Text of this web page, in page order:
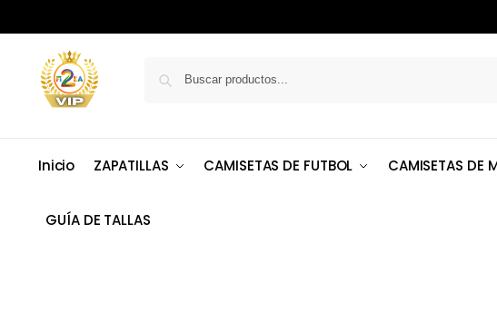
Inicio ZAPATILLAS CAMISETAS DE FUTBOL CAMISETAS DE
GUÍA DE TALLAS